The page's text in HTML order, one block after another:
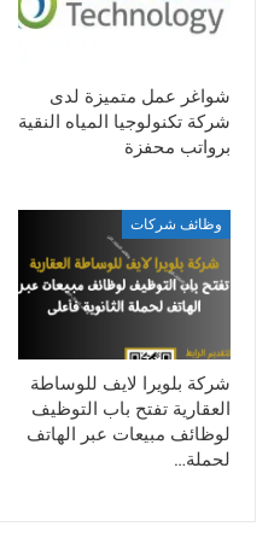
شواغر عمل متميزة لدى
شركة تكنولوجيا المياه النقية
برواتب محفزة
وظائف شركات
شركة بلويرا لايف للوساطة
العقارية تفتح باب التوظيف
لوظائف مبيعات عبر الهاتف
لحملة…